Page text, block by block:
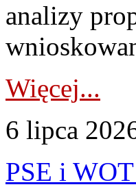
analizy
Więcej...
6 lipca
PSE i